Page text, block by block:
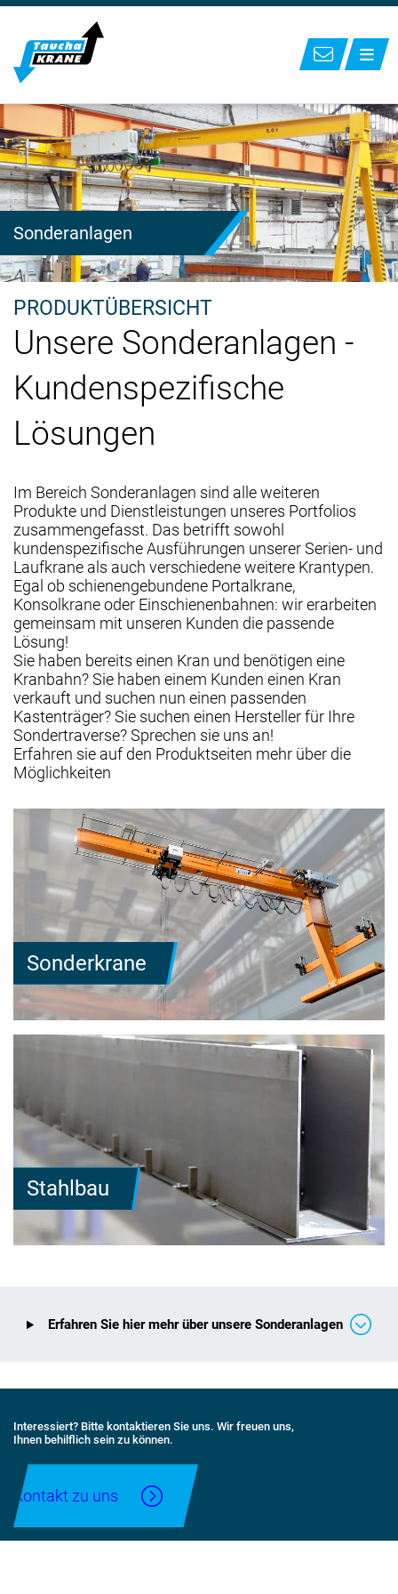
Sonderanlagen
PRODUKTÜBERSICHT
Unsere Sonderanlagen -
Kundenspezifische
Lösungen
Im Bereich Sonderanlagen sind alle weiteren
Produkte und Dienstleistungen unseres Portfolios
zusammengefasst. Das betrifft sowohl
kundenspezifische Ausführungen unserer Serien- und
Laufkrane als auch verschiedene weitere Krantypen.
Egal ob schienengebundene Portalkrane,
Konsolkrane oder Einschienenbahnen: wir erarbeiten
gemeinsam mit unseren Kunden die passende
Lösung!
Sie haben bereits einen Kran und benötigen eine
Kranbahn? Sie haben einem Kunden einen Kran
verkauft und suchen nun einen passenden
Kastenträger? Sie suchen einen Hersteller für Ihre
Sondertraverse? Sprechen sie uns an!
Erfahren sie auf den Produktseiten mehr über die
Möglichkeiten
Sonderkrane
Stahlbau
Erfahren Sie hier mehr über unsere Sonderanlagen
Interessiert? Bitte kontaktieren Sie uns. Wir freuen uns,
Ihnen behilflich sein zu können.
Kontakt zu uns